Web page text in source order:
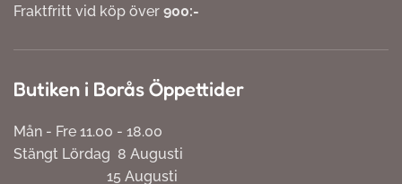
Fraktfritt vid köp över 900:-
Butiken i Borås Öppettider
Mån - Fre 11.00 - 18.00
Stängt Lördag 8 Augusti
15 Augusti